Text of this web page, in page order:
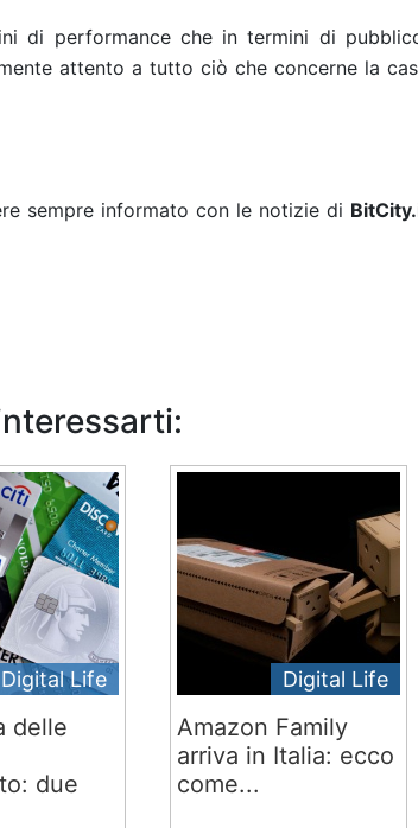
di performance che in termini di
attento a tutto ciò che concerne la
sempre informato con le notizie di
Digital Life
delle
due
Digital Life
Amazon Family
arriva in Italia: ecco
come...